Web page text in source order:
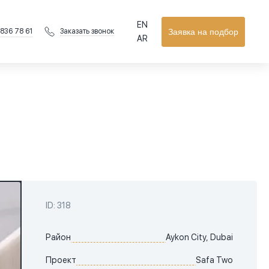
78 61 Заказать звонок Заявка на подбор
EN
AR
ID: 318
Район Aykon City, Dubai
Проект Safa Two